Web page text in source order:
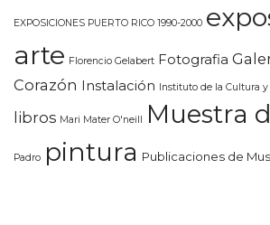
EXPOSICIONES PUERTO RICO 1990-2000
arte Florencio Gelabert Fotografia
Corazón Instalación Instituto de la Cultura y
libros Mari Mater O'neill Muestra
Padro pintura Publicaciones de